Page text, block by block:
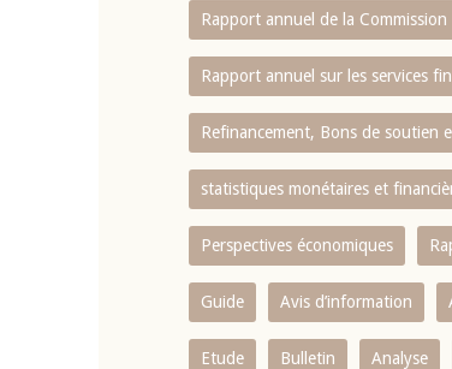
Rapport annuel de la Commission
Rapport annuel sur les services
Refinancement, Bons de soutien
statistiques monétaires et
Perspectives économiques
Guide Avis d’information
Etude Bulletin Analyse